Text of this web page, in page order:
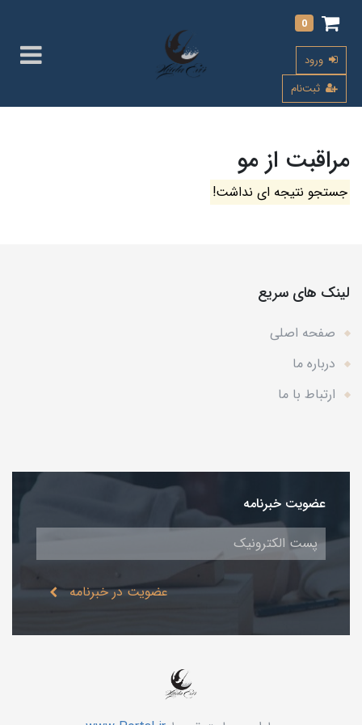
0
ورود
ثبت‌نام
مراقبت از مو
جستجو نتیجه ای نداشت!
لینک های سریع
صفحه اصلی
درباره ما
ارتباط با ما
عضویت خبرنامه
عضویت در خبرنامه